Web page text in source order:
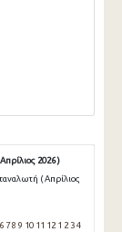
2026 )
( Απρίλιος
7 8 9 10 11 12 1 2 3 4